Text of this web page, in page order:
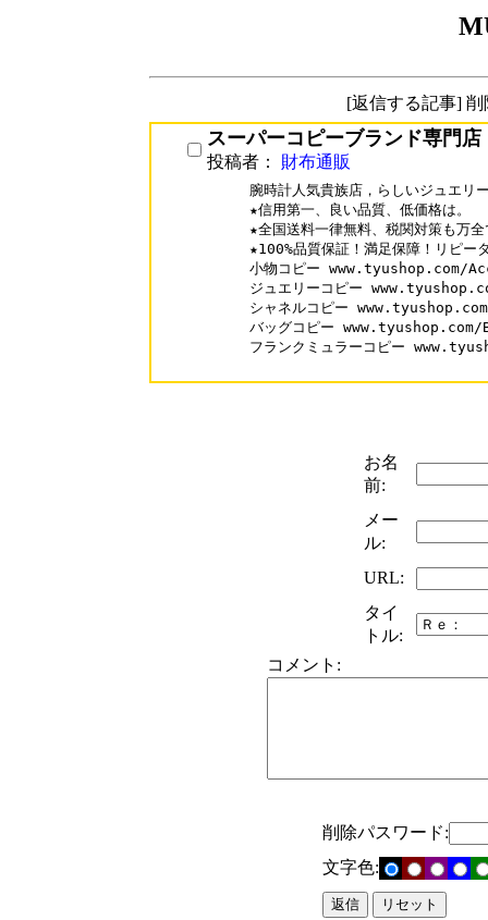
[返信する記事]
スーパーコピーブランド専門店
投稿者： 財布通販
腕時計人気貴族店，らしいジュエリ
★信用第一、良い品質、低価格は。
★全国送料一律無料、税関対策も万全
★100%品質保証！満足保障！リピー
小物コピー www.tyushop.com/
ジュエリーコピー
シャネルコピー
バッグコピー www.tyushop.com/
フランクミュラーコピー
お名
前:
メー
ル:
URL:
タイ
トル:
コメント:
削除パスワード:
文字色: